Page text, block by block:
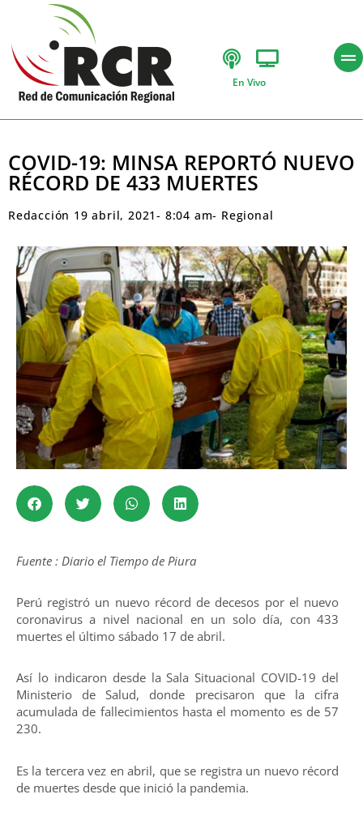
En Vivo
COVID-19: MINSA REPORTÓ NUEVO
RÉCORD DE 433 MUERTES
Redacción 19 abril, 2021- 8:04 am- Regional
Fuente : Diario el Tiempo de Piura
Perú registró un nuevo récord de decesos por el nuevo
coronavirus a nivel nacional en un solo día, con 433
muertes el último sábado 17 de abril.
Así lo indicaron desde la Sala Situacional COVID-19 del
Ministerio de Salud, donde precisaron que la cifra
acumulada de fallecimientos hasta el momento es de 57
230.
Es la tercera vez en abril, que se registra un nuevo récord
de muertes desde que inició la pandemia.